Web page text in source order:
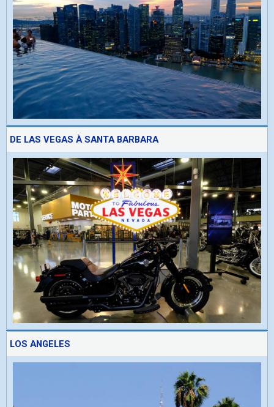
DE LAS VEGAS À SANTA BARBARA
LOS ANGELES